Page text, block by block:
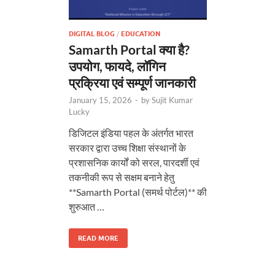
DIGITAL BLOG / EDUCATION
Samarth Portal क्या है?
उपयोग, फायदे, लॉगिन
प्रक्रिया एवं सम्पूर्ण जानकारी
January 15, 2026 - bySujit Kumar
Lucky
डिजिटल इंडिया पहल के अंतर्गत भारत
सरकार द्वारा उच्च शिक्षा संस्थानों के
प्रशासनिक कार्यों को सरल, पारदर्शी एवं
तकनीकी रूप से सक्षम बनाने हेतु
**Samarth Portal (समर्थ पोर्टल)** की
शुरुआत …
READ MORE